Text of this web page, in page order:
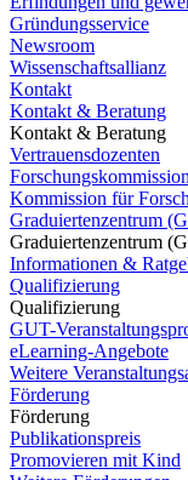
Gründungsservice
Newsroom
Wissenschaftsallianz
Kontakt
Kontakt & Beratung
Kontakt & Beratung
Vertrauensdozenten
Forschungskommission
Kommission für
Graduiertenzentrum
Graduiertenzentrum
Informationen &
Qualifizierung
Qualifizierung
GUT-
eLearning-Angebote
Weitere
Förderung
Förderung
Publikationspreis
Promovieren mit Kind